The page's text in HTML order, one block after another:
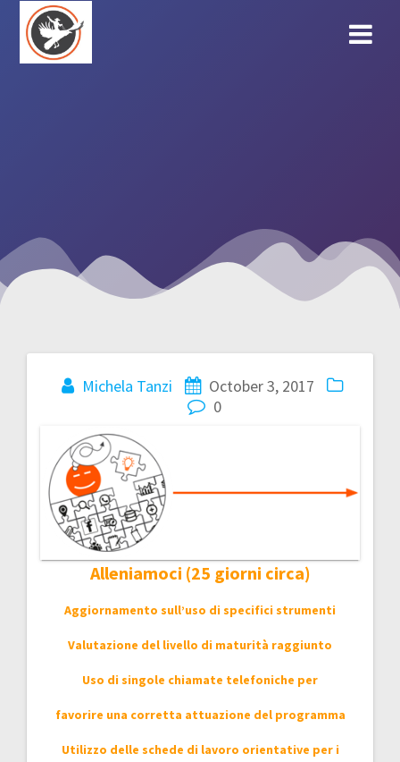
Michela Tanzi
October 3, 2017
0
Alleniamoci (25 giorni circa)
Aggiornamento sull’uso di specifici strumenti
Valutazione del livello di maturità raggiunto
Uso di singole chiamate telefoniche per
favorire una corretta attuazione del programma
Utilizzo delle schede di lavoro orientative per i
Post
navigation